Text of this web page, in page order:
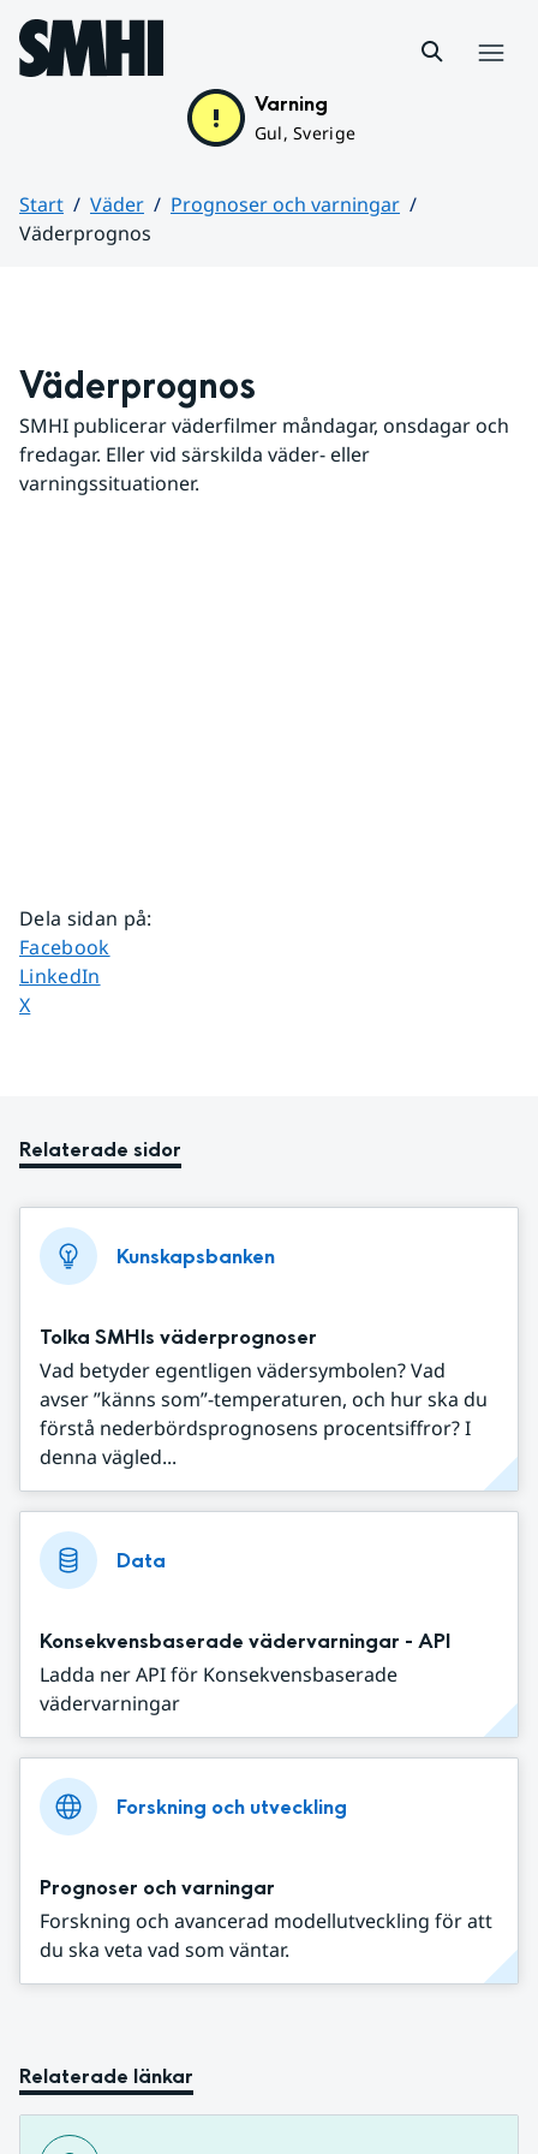
Hoppa till sidans innehåll
Varning
Gul, Sverige
Start Väder
Prognoser och varningar
Väderprognos
Väderprognos
SMHI publicerar väderfilmer måndagar, onsdagar och
fredagar. Eller vid särskilda väder- eller
varningssituationer.
Dela sidan på:
Dela sidan på
Facebook
Dela sidan på
LinkedIn
Dela sidan på
X
Relaterade sidor
Kunskapsbanken
Tolka SMHIs väderprognoser
Vad betyder egentligen vädersymbolen? Vad
avser ”känns som”-temperaturen, och hur ska du
förstå nederbördsprognosens procentsiffror? I
denna vägled...
Data
Konsekvensbaserade vädervarningar - API
Ladda ner API för Konsekvensbaserade
vädervarningar
Forskning och utveckling
Prognoser och varningar
Forskning och avancerad modellutveckling för att
du ska veta vad som väntar.
Relaterade länkar